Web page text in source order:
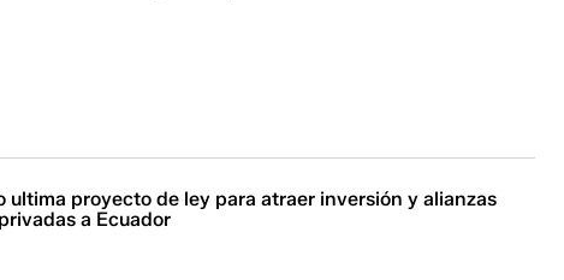
ultima proyecto de ley para atraer inversión y alianzas
a Ecuador